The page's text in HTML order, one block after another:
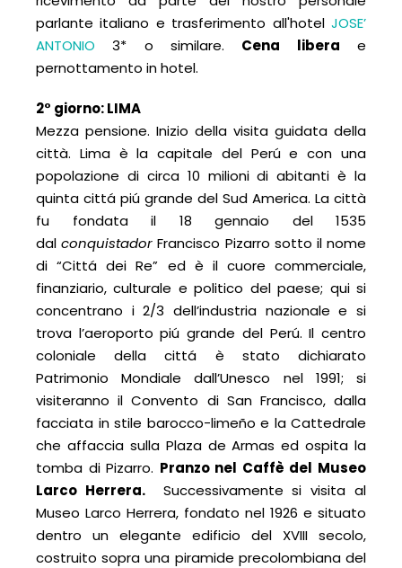
parlante italiano e trasferimento all'hotel JOSE’
ANTONIO 3* o similare. Cena libera e
pernottamento in hotel.
2° giorno: LIMA
Mezza pensione. Inizio della visita guidata della
città. Lima è la capitale del Perú e con una
popolazione di circa 10 milioni di abitanti è la
quinta cittá piú grande del Sud America. La città
fu fondata il 18 gennaio del 1535
dalconquistador Francisco Pizarro sotto il nome
di “Cittá dei Re” ed è il cuore commerciale,
finanziario, culturale e politico del paese; qui si
concentrano i 2/3 dell’industria nazionale e si
trova l’aeroporto piú grande del Perú. Il centro
coloniale della cittá è stato dichiarato
Patrimonio Mondiale dall’Unesco nel 1991; si
visiteranno il Convento di San Francisco, dalla
facciata in stile barocco-limeño e la Cattedrale
che affaccia sulla Plaza de Armas ed ospita la
tomba di Pizarro. Pranzo nel Caffè del Museo
Larco Herrera.Successivamente si visita al
Museo Larco Herrera, fondato nel 1926 e situato
dentro un elegante edificio del XVIII secolo,
costruito sopra una piramide precolombiana del